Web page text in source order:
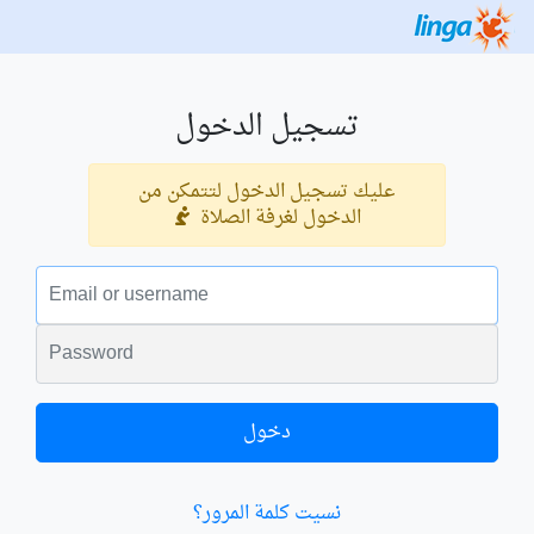
تسجيل الدخول
عليك تسجيل الدخول لتتمكن من
الدخول لغرفة الصلاة
البريد الالكتروني
الكلمة السرية
دخول
نسيت كلمة المرور؟